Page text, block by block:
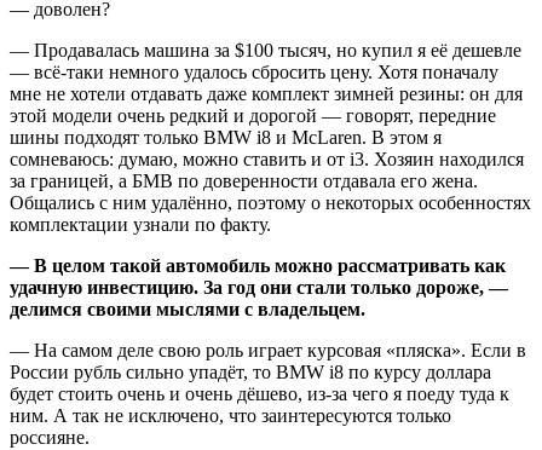
— Продавалась машина за $100 тысяч, но купил я её дешевле
— всё-таки немного удалось сбросить цену. Хотя поначалу
мне не хотели отдавать даже комплект зимней резины: он для
этой модели очень редкий и дорогой — говорят, передние
шины подходят только BMW i8 и McLaren. В этом я
сомневаюсь: думаю, можно ставить и от i3. Хозяин находился
за границей, а БМВ по доверенности отдавала его жена.
Общались с ним удалённо, поэтому о некоторых особенностях
комплектации узнали по факту.
— В целом такой автомобиль можно рассматривать как
удачную инвестицию. За год они стали только дороже, —
делимся своими мыслями с владельцем.
— На самом деле свою роль играет курсовая «пляска». Если в
России рубль сильно упадёт, то BMW i8 по курсу доллара
будет стоить очень и очень дёшево, из-за чего я поеду туда к
ним. А так не исключено, что заинтересуются только
россияне.